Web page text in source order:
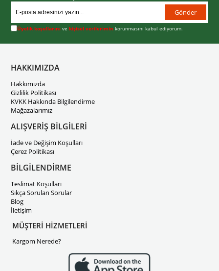
Gönder
Üyelik koşullarını vekişisel verilerimin korunmasını kabul ediyorum.
HAKKIMIZDA
Hakkımızda
Gizlilik Politikası
KVKK Hakkında Bilgilendirme
Mağazalarımız
ALIŞVERİŞ BİLGİLERİ
İade ve Değişim Koşulları
Çerez Politikası
BİLGİLENDİRME
Teslimat Koşulları
Sıkça Sorulan Sorular
Blog
İletişim
MÜŞTERİ HİZMETLERİ
Kargom Nerede?